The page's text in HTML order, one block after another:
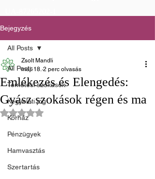
Bejegyzés
All Posts
Temetési szokások
Kegyeleti jog
Kórház
Pénzügyek
Hamvasztás
Szertartás
All Posts
Emlékezés és Elengedés:
Gyász szokások régen és ma
Zsolt Mandli
máj. 18. 2 perc olvasás
NaN csillagot kapott az 5-ből.